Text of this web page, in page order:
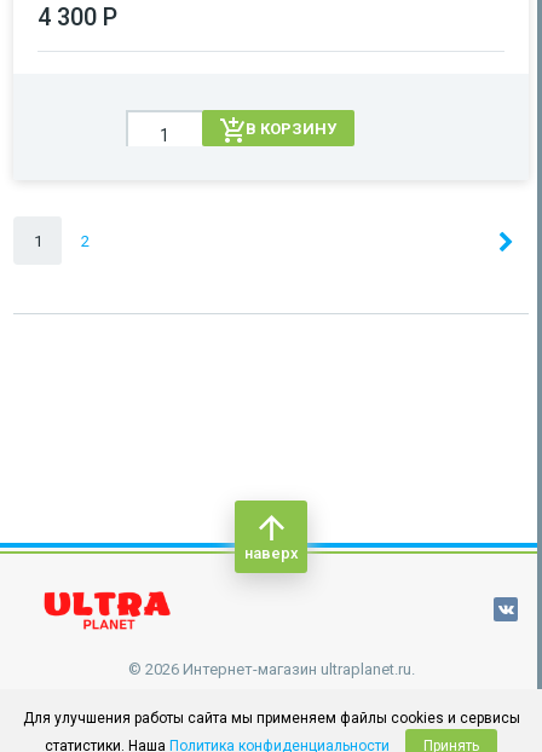
4 300 Р
В КОРЗИНУ
1 2
© 2026 Интернет-магазин ultraplanet.ru.
наверх
Для улучшения работы сайта мы применяем файлы cookies и сервисы
статистики. Наша Политика конфиденциальности Принять